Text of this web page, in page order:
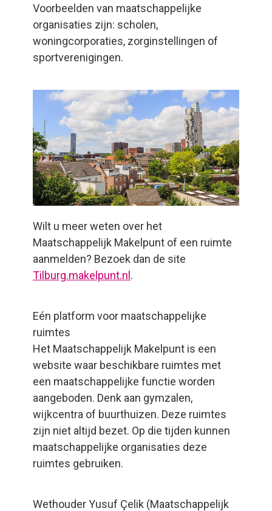
Voorbeelden van maatschappelijke
organisaties zijn: scholen,
woningcorporaties, zorginstellingen of
sportverenigingen.
Wilt u meer weten over het
Maatschappelijk Makelpunt of een ruimte
aanmelden? Bezoek dan de site
Tilburg.makelpunt.nl .
Eén platform voor maatschappelijke
ruimtes
Het Maatschappelijk Makelpunt is een
website waar beschikbare ruimtes met
een maatschappelijke functie worden
aangeboden. Denk aan gymzalen,
wijkcentra of buurthuizen. Deze ruimtes
zijn niet altijd bezet. Op die tijden kunnen
maatschappelijke organisaties deze
ruimtes gebruiken.
Wethouder Yusuf Çelik (Maatschappelijk